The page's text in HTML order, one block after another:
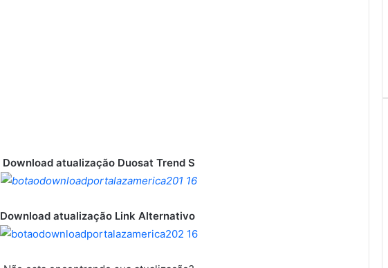
Download atualização Duosat Trend S
Download atualização Link Alternativo